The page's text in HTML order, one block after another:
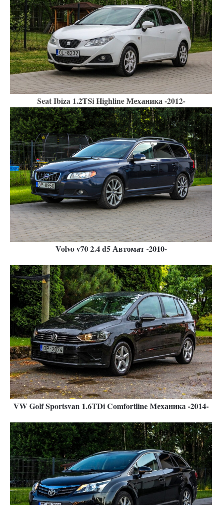
Seat Ibiza 1.2TSi Highline Механика -2012-
Volvo v70 2.4 d5 Автомат -2010-
VW Golf Sportsvan 1.6TDi Comfortline Механика -2014-